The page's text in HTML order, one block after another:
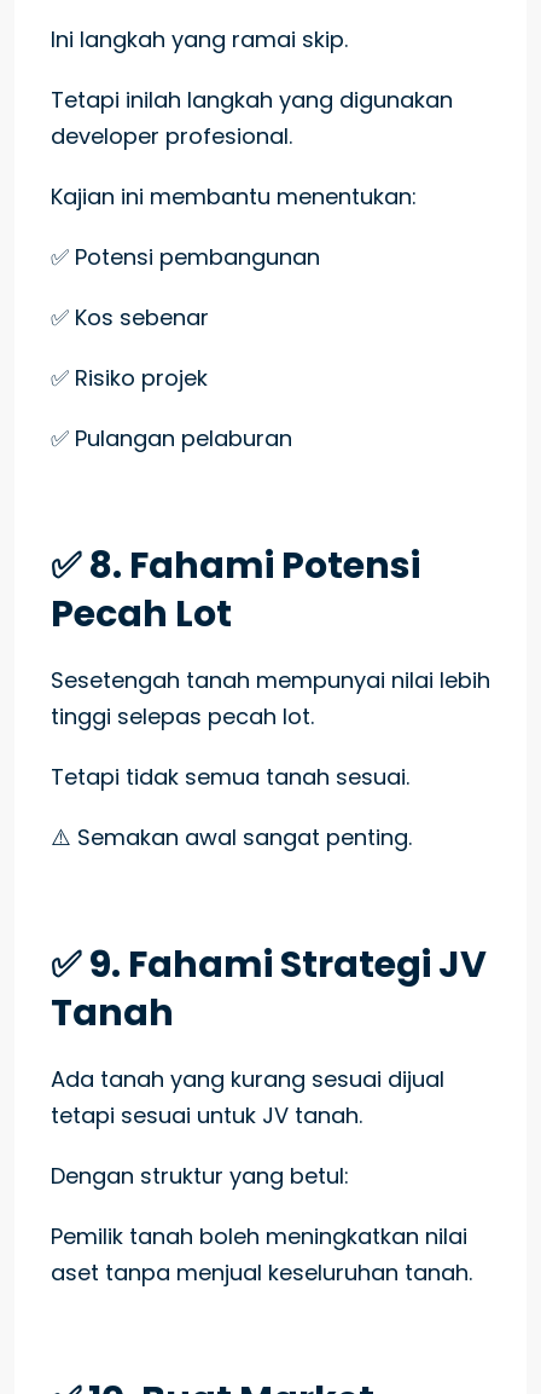
Ini langkah yang ramai skip.
Tetapi inilah langkah yang digunakan
developer profesional.
Kajian ini membantu menentukan:
✅ Potensi pembangunan
✅ Kos sebenar
✅ Risiko projek
✅ Pulangan pelaburan
✅ 8. Fahami Potensi
Pecah Lot
Sesetengah tanah mempunyai nilai lebih
tinggi selepas pecah lot.
Tetapi tidak semua tanah sesuai.
⚠️ Semakan awal sangat penting.
✅ 9. Fahami Strategi JV
Tanah
Ada tanah yang kurang sesuai dijual
tetapi sesuai untuk JV tanah.
Dengan struktur yang betul:
Pemilik tanah boleh meningkatkan nilai
aset tanpa menjual keseluruhan tanah.